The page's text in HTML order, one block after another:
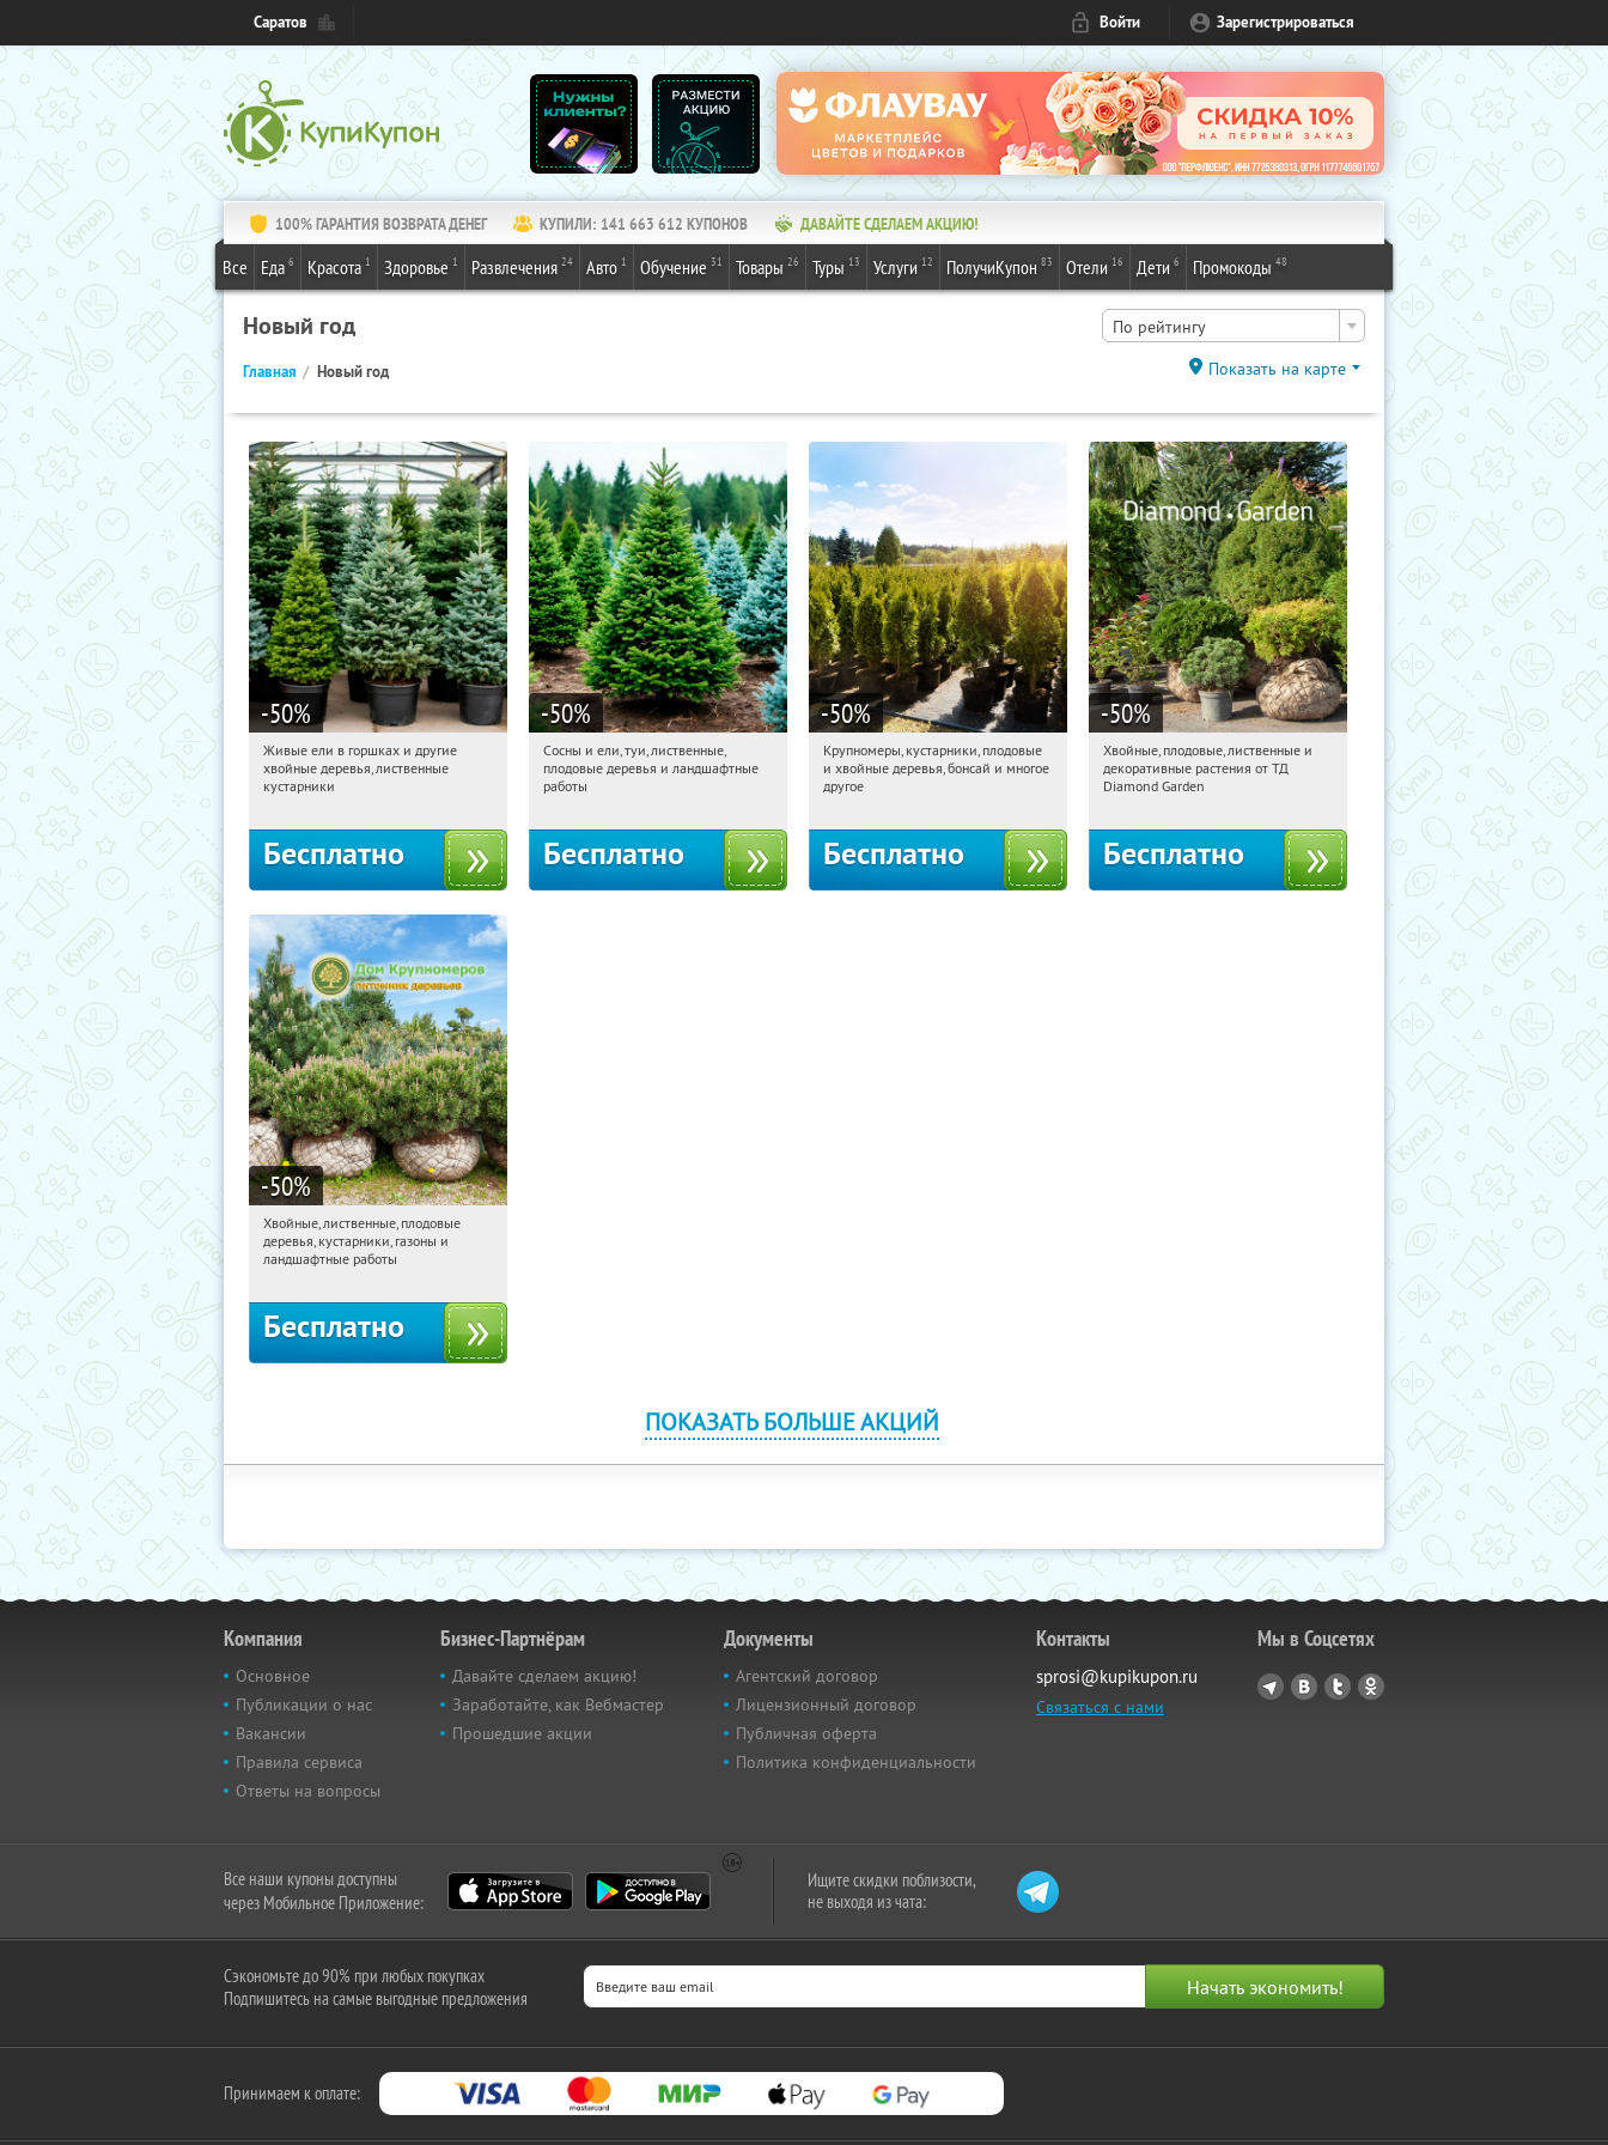
Саратов Войти Зарегистрироваться
100% ГАРАНТИЯ ВОЗВРАТА ДЕНЕГ КУПИЛИ: 141 663 612 КУПОНОВ ДАВАЙТЕ СДЕЛАЕМ АКЦИЮ!
Все Еда 6 Красота 1 Здоровье 1 Развлечения 24 Авто 1 Обучение 31 Товары 26 Туры 13 Услуги 12 ПолучиКупон 83 Отели 16 Дети 6 Промокоды 48
Новый год По рейтингу
Главная Новый год Показать на карте
-50%
15:50:59 Получили:
Московская обл., г. Химки,
Живые ели в горшках и другие
хвойные деревья, лиственные
кустарники
Бесплатно
-50%
15:50:59 Получили:
Московская обл., г. Химки,
Сосны и ели, туи, лиственные,
плодовые деревья и ландшафтные
работы
Бесплатно
-50%
15:50:59 Получили:28
Москва, Рябиновая улица, 17
Крупномеры, кустарники, плодовые
и хвойные деревья, бонсай и многое
другое
Бесплатно
-50%
15:50:59 Получили:
Выставочная
Хвойные, плодовые, лиственные и
декоративные растения от ТД
Diamond Garden
Бесплатно
-50%
15:50:59 Получили:
Павелецкая
Угрешская
Хвойные, лиственные, плодовые
деревья, кустарники, газоны и
ландшафтные работы
Бесплатно
ПОКАЗАТЬ БОЛЬШЕ АКЦИЙ
Компания
Основное
Публикации о нас
Вакансии
Правила сервиса
Ответы на вопросы
Бизнес-Партнёрам
Давайте сделаем акцию!
Заработайте, как Вебмастер
Прошедшие акции
Документы
Агентский договор
Лицензионный договор
Публичная оферта
Политика конфиденциальности
Контакты
sprosi@kupikupon.ru
Связаться с нами
Мы в Соцсетях
Все наши купоны доступны
через Мобильное Приложение:
Ищите скидки поблизости,
не выходя из чата:
Сэкономьте до 90% при любых покупках
Подпишитесь на самые выгодные предложения
Принимаем к оплате: